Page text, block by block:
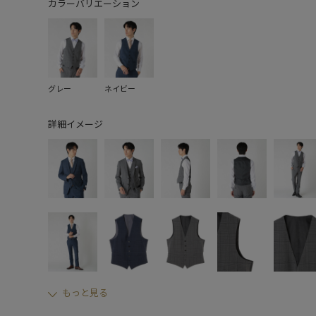
カラーバリエーション
グレー ネイビー
詳細イメージ
もっと見る